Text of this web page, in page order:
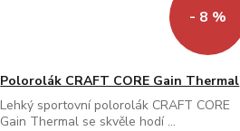
- 8 %
Polorolák CRAFT CORE Gain Thermal
Lehký sportovní polorolák CRAFT CORE
Gain Thermal se skvěle hodí ...